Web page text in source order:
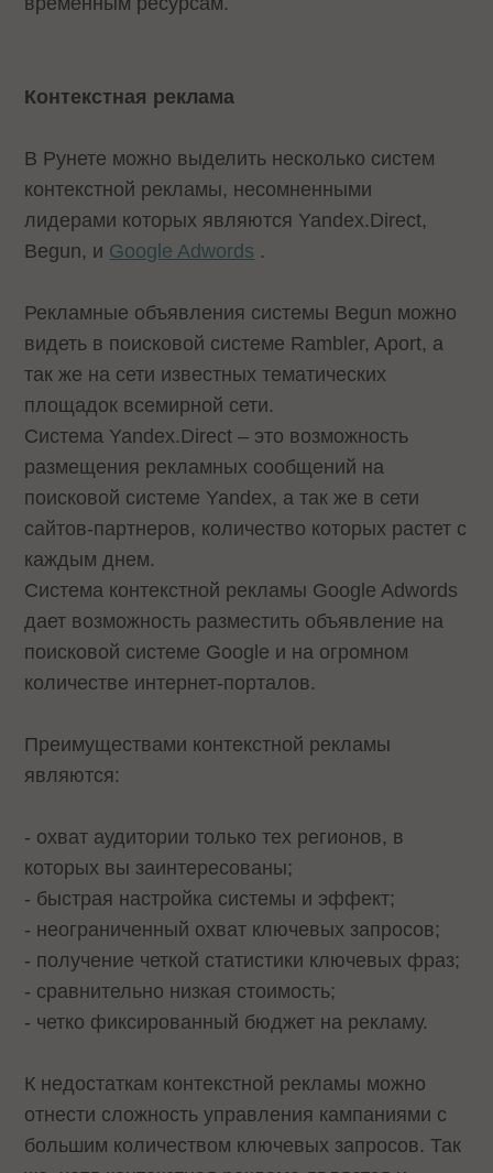
Контекстная реклама
В Рунете можно выделить несколько систем
контекстной рекламы, несомненными
лидерами которых являются Yandex.Direct,
Begun, и Google Adwords .
Рекламные объявления системы Begun можно
видеть в поисковой системе Rambler, Aport, а
так же на сети известных тематических
площадок всемирной сети.
Система Yandex.Direct – это возможность
размещения рекламных сообщений на
поисковой системе Yandex, а так же в сети
сайтов-партнеров, количество которых растет с
каждым днем.
Система контекстной рекламы Google Adwords
дает возможность разместить объявление на
поисковой системе Google и на огромном
количестве интернет-порталов.
Преимуществами контекстной рекламы
являются:
- охват аудитории только тех регионов, в
которых вы заинтересованы;
- быстрая настройка системы и эффект;
- неограниченный охват ключевых запросов;
- получение четкой статистики ключевых фраз;
- сравнительно низкая стоимость;
- четко фиксированный бюджет на рекламу.
К недостаткам контекстной рекламы можно
отнести сложность управления кампаниями с
большим количеством ключевых запросов. Так